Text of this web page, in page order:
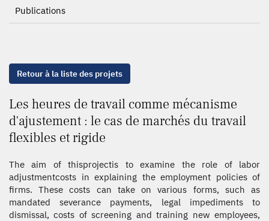
Publications
Retour à la liste des projets
Les heures de travail comme mécanisme
d'ajustement : le cas de marchés du travail
flexibles et rigide
The aim of thisprojectis to examine the role of labor
adjustmentcosts in explaining the employment policies of
firms. These costs can take on various forms, such as
mandated severance payments, legal impediments to
dismissal, costs of screening and training new employees,